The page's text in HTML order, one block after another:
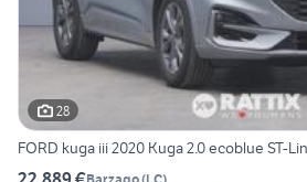
28
FORD kuga iii 2020 Kuga 2.0 ecoblue ST-